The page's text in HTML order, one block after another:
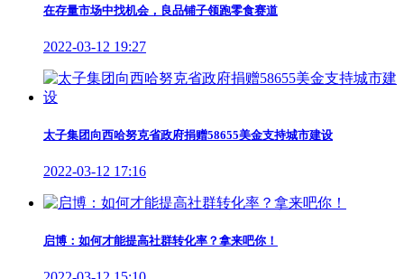
在存量市场中找机会，良品铺子领跑零食赛道
2022-03-12 19:27
太子集团向西哈努克省政府捐赠58655美金支持城市建设
2022-03-12 17:16
启博：如何才能提高社群转化率？拿来吧你！